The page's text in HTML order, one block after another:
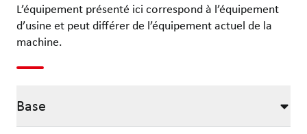
L’équipement présenté ici correspond à l’équipement
d’usine et peut différer de l’équipement actuel de la
machine.
Base